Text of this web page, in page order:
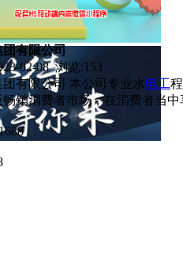
有限公司
02-08 浏览:153
有限公司 本公司专业水电工
销消费者市场，在消费者当